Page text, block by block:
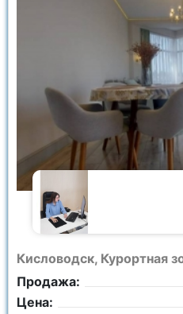
Кисловодск, Курортная
Продажа:
Цена: